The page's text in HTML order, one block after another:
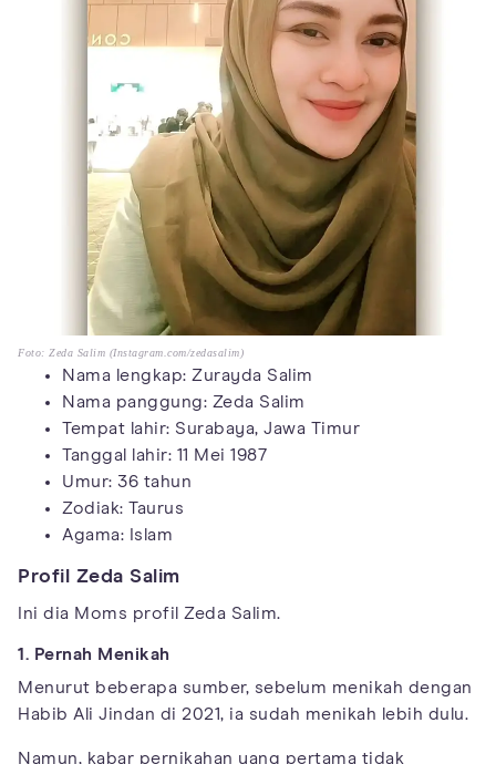
Foto: Zeda Salim (Instagram.com/zedasalim)
Nama lengkap: Zurayda Salim
Nama panggung: Zeda Salim
Tempat lahir: Surabaya, Jawa Timur
Tanggal lahir: 11 Mei 1987
Umur: 36 tahun
Zodiak: Taurus
Agama: Islam
Profil Zeda Salim
Ini dia Moms profil Zeda Salim.
1. Pernah Menikah
Menurut beberapa sumber, sebelum menikah dengan
Habib Ali Jindan di 2021, ia sudah menikah lebih dulu.
Namun, kabar pernikahan yang pertama tidak